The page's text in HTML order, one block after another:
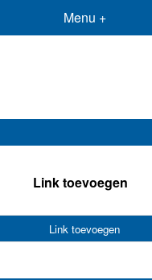
Menu +
Link toevoegen
Link toevoegen